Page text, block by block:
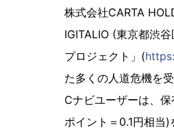
株式会社CARTA
IGITALIO (東京都渋
プロジェクト」(
た多くの人道危機を
Cナビユーザーは、
ポイント＝0.1円相当